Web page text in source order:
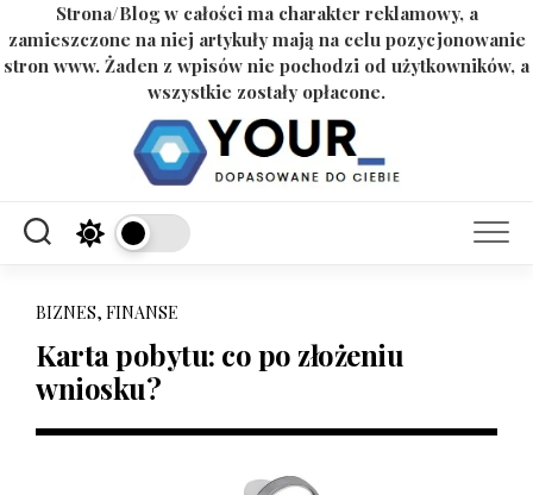
Strona/Blog w całości ma charakter reklamowy, a
zamieszczone na niej artykuły mają na celu pozycjonowanie
stron www. Żaden z wpisów nie pochodzi od użytkowników, a
wszystkie zostały opłacone.
BIZNES, FINANSE
Karta pobytu: co po złożeniu
wniosku?